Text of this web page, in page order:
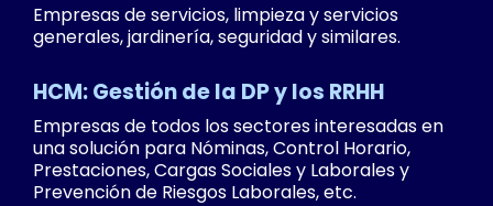
Empresas de servicios, limpieza y servicios
generales, jardinería, seguridad y similares.
HCM: Gestión de la DP y los RRHH
Empresas de todos los sectores interesadas en
una solución para Nóminas, Control Horario,
Prestaciones, Cargas Sociales y Laborales y
Prevención de Riesgos Laborales, etc.